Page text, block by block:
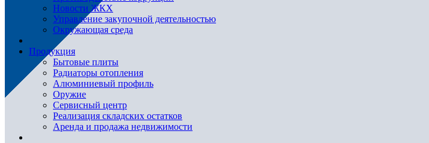
Новости ЖКХ
Управление закупочной деятельностью
Окружающая среда
Продукция
Бытовые плиты
Радиаторы отопления
Алюминиевый профиль
Оружие
Сервисный центр
Реализация складских остатков
Аренда и продажа недвижимости